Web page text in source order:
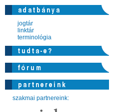
jogtár
linktár
terminológia
szakmai partnereink: